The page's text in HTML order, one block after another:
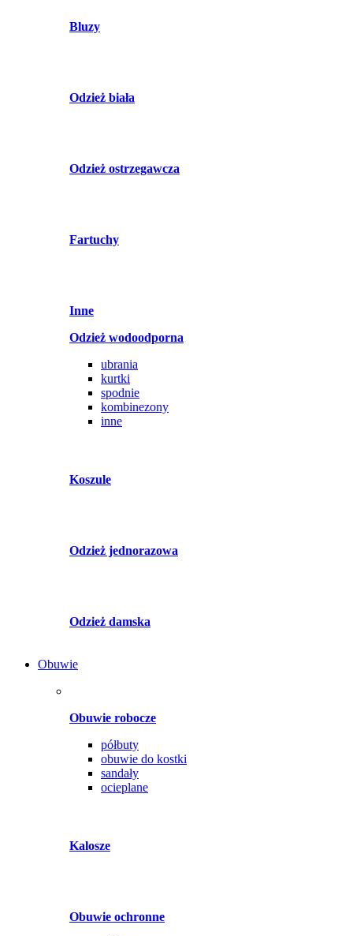
Bluzy
Odzież biała
Odzież ostrzegawcza
Fartuchy
Inne
Odzież wodoodporna
ubrania
kurtki
spodnie
kombinezony
inne
Koszule
Odzież jednorazowa
Odzież damska
Obuwie
Obuwie robocze
półbuty
obuwie do kostki
sandały
ocieplane
Kalosze
Obuwie ochronne